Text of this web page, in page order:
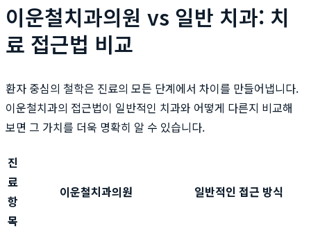
이운철치과의원 vs 일반 치과: 치
료 접근법 비교
환자 중심의 철학은 진료의 모든 단계에서 차이를 만들어냅니다.
이운철치과의 접근법이 일반적인 치과와 어떻게 다른지 비교해
보면 그 가치를 더욱 명확히 알 수 있습니다.
진
료
항
목
이운철치과의원 일반적인 접근 방식